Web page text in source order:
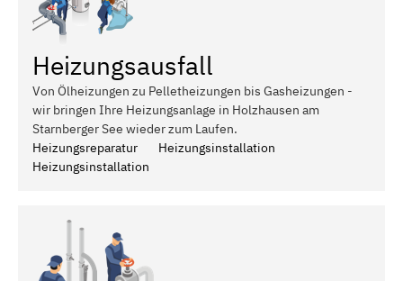
Heizungsausfall
Von Ölheizungen zu Pelletheizungen bis Gasheizungen -
wir bringen Ihre Heizungsanlage in Holzhausen am
Starnberger See wieder zum Laufen.
Heizungsreparatur
Heizungsinstallation
Heizungsinstallation